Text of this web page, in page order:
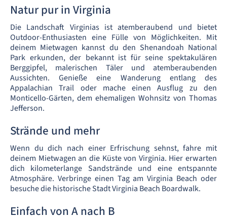
Natur pur in Virginia
Die Landschaft Virginias ist atemberaubend und bietet
Outdoor-Enthusiasten eine Fülle von Möglichkeiten. Mit
deinem Mietwagen kannst du den Shenandoah National
Park erkunden, der bekannt ist für seine spektakulären
Berggipfel, malerischen Täler und atemberaubenden
Aussichten. Genieße eine Wanderung entlang des
Appalachian Trail oder mache einen Ausflug zu den
Monticello-Gärten, dem ehemaligen Wohnsitz von Thomas
Jefferson.
Strände und mehr
Wenn du dich nach einer Erfrischung sehnst, fahre mit
deinem Mietwagen an die Küste von Virginia. Hier erwarten
dich kilometerlange Sandstrände und eine entspannte
Atmosphäre. Verbringe einen Tag am Virginia Beach oder
besuche die historische Stadt Virginia Beach Boardwalk.
Einfach von A nach B